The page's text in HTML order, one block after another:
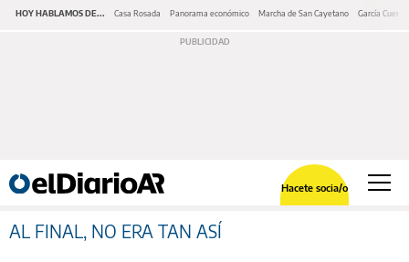
HOY HABLAMOS DE... Casa Rosada Panorama económico Marcha de San Cayetano García Cuerva
Hacete socia/o
AL FINAL, NO ERA TAN ASÍ